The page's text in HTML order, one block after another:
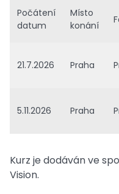
Počátení
datum
Místo
konání
21.7.2026 Praha
5.11.2026 Praha
Kurz je dodáván ve
Vision.